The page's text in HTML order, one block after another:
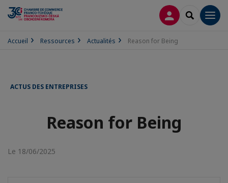
CONNEXION
Accueil Ressources Actualités Reason for Being
ACTUS DES ENTREPRISES
Reason for Being
Le 18/06/2025